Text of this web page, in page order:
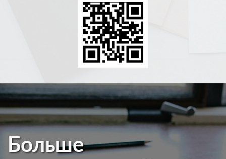
Больше